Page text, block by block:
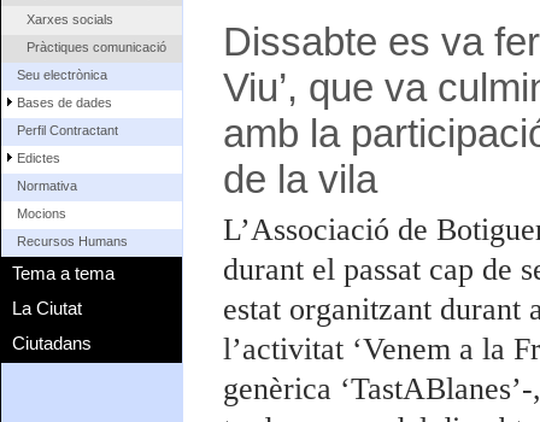
Xarxes socials
Pràctiques comunicació
Seu electrònica
Bases de dades
Perfil Contractant
Edictes
Normativa
Mocions
Recursos Humans
Tema a tema
La Ciutat
Ciutadans
Dissabte es va
Viu’, que va
amb la
de la vila
L’Associació de
durant el passat cap de
estat organitzant durant
l’activitat ‘Venem a la
genèrica